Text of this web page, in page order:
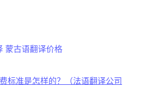
蒙古语翻译价格
标准是怎样的？（法语翻译公司